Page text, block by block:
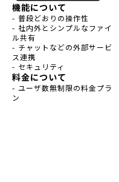
機能について
- 普段どおりの操作性
- 社内外とシンプルなファイ
ル共有
- チャットなどの外部サービ
ス連携
- セキュリティ
料金について
- ユーザ数無制限の料金プラ
ン